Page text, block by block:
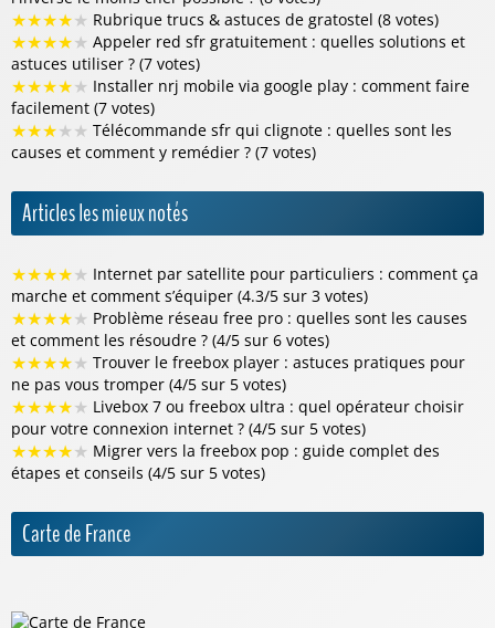
★★★★★ Rubrique trucs & astuces de gratostel (8 votes)
★★★★★ Appeler red sfr gratuitement : quelles solutions et
astuces utiliser ? (7 votes)
★★★★★ Installer nrj mobile via google play : comment faire
facilement (7 votes)
★★★★★ Télécommande sfr qui clignote : quelles sont les
causes et comment y remédier ? (7 votes)
Articles les mieux notés
★★★★★ Internet par satellite pour particuliers : comment ça
marche et comment s’équiper (4.3/5 sur 3 votes)
★★★★★ Problème réseau free pro : quelles sont les causes
et comment les résoudre ? (4/5 sur 6 votes)
★★★★★ Trouver le freebox player : astuces pratiques pour
ne pas vous tromper (4/5 sur 5 votes)
★★★★★ Livebox 7 ou freebox ultra : quel opérateur choisir
pour votre connexion internet ? (4/5 sur 5 votes)
★★★★★ Migrer vers la freebox pop : guide complet des
étapes et conseils (4/5 sur 5 votes)
Carte de France